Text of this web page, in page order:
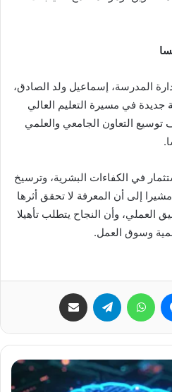
المدرسة، إسماعيل ولد الصادق،
في مسيرة التعليم العالي
توسيع التعاون الجامعي والعلمي
في الكفاءات البشرية، وترسيخ
مشيرا إلى أن المعرفة لا تحقق أثرها
العملي، وأن النجاح يتطلب تأهيلا
وسوق العمل.
ماسنجر واتساب تيلقرام